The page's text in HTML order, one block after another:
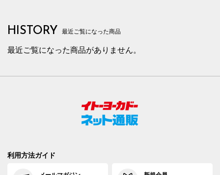
HISTORY 最近ご覧になった商品
最近ご覧になった商品がありません。
利用方法ガイド